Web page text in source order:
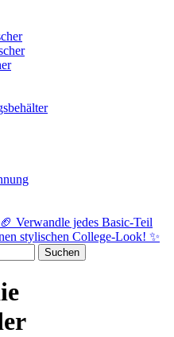
Verwandle jedes Basic-Teil
stylischen College-Look! ✨